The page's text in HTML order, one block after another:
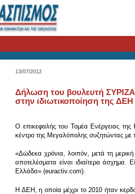
13/07/2012
Δήλωση του βουλευτή
στην ιδιωτικοποίηση της ΔΕΗ
Ο επικεφαλής του Τομέα Ενέργειας
κέντρο της Μεγαλόπολης συζητώντας με
«Δώδεκα χρόνια, λοιπόν, μετά τη μερική
αποτελέσματα είναι ιδιαίτερα
Ελλάδα» (euractiv.com).
Η ΔΕΗ, η οποία μέχρι το 2010 ήταν